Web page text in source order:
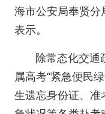
海市公安局奉贤分
表示。
除常态化交通
属高考“紧急便民
生遗忘身份证、